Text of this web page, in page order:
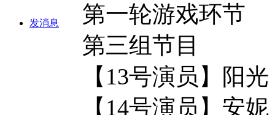
发消息
第一轮游戏环节
第三组节目
【13号演员】阳
【14号演员】安